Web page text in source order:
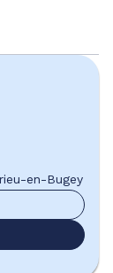
en-Bugey